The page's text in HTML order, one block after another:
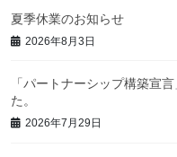
夏季休業のお知らせ
2026年8月3日
「パートナーシップ構築宣
た。
2026年7月29日